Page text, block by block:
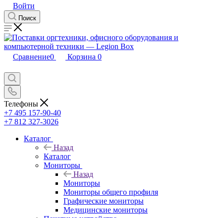
Войти
Поиск
Сравнение0 Корзина 0
Телефоны
+7 495 157-90-40
+7 812 327-3026
Каталог
Назад
Каталог
Мониторы
Назад
Мониторы
Мониторы общего профиля
Графические мониторы
Медицинские мониторы